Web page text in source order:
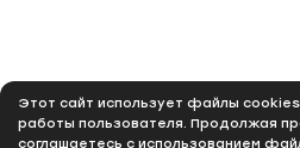
Этот сайт использует файлы
работы пользователя. Продолжая
соглашаетесь с использованием